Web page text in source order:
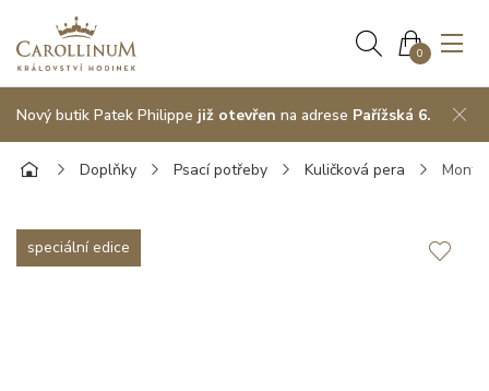
0
Nový butik Patek Philippe již otevřen na adrese Pařížská 6.
Doplňky Psací potřeby Kuličková pera
speciální edice